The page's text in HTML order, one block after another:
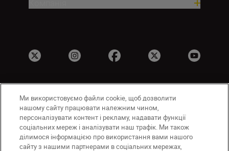
UA Сайти Nikon
Зв’язатися з нами
Політика конфіденційності
Умови використання
Повідомлення про файли cookie
Ми використовуємо файли cookie, щоб дозволити
нашому сайту працювати належним чином,
персоналізувати контент і рекламу, надавати функції
соціальних мереж і аналізувати наш трафік. Ми також
ділимося інформацією про використання вами нашого
сайту з нашими партнерами в соціальних мережах,